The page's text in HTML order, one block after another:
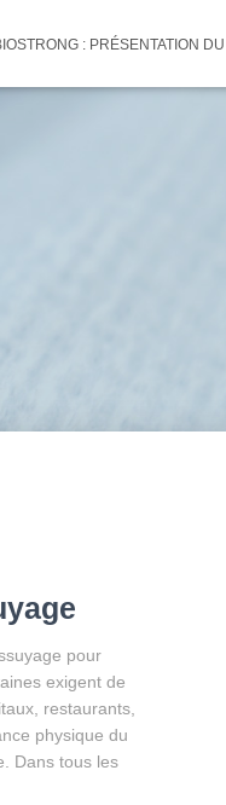
: PRÉSENTATION
pour
exigent de
restaurants,
physique du
Dans tous les